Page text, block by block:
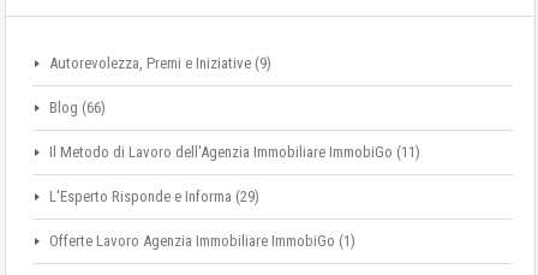
Autorevolezza, Premi e Iniziative (9)
Blog (66)
Il Metodo di Lavoro dell'Agenzia Immobiliare ImmobiGo (11)
L'Esperto Risponde e Informa (29)
Offerte Lavoro Agenzia Immobiliare ImmobiGo (1)